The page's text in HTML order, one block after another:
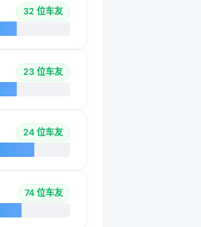
32 位车友
23 位车友
24 位车友
74 位车友